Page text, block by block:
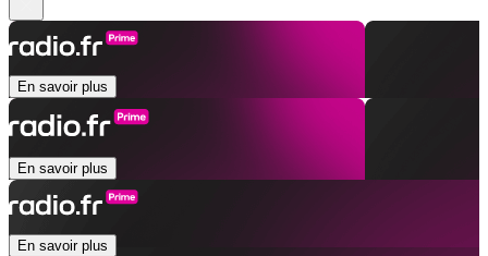
En savoir plus
En savoir plus
En savoir plus